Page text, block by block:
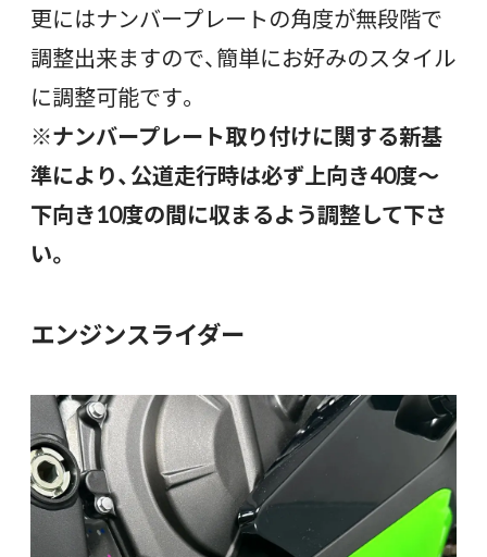
更にはナンバープレートの角度が無段階で
調整出来ますので、簡単にお好みのスタイル
に調整可能です。
※ナンバープレート取り付けに関する新基
準により、公道走行時は必ず上向き40度～
下向き10度の間に収まるよう調整して下さ
い。
エンジンスライダー